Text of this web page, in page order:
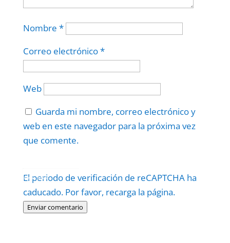
Nombre *
Correo electrónico*
Web
Guarda mi nombre, correo electrónico y
web en este navegador para la próxima vez
que comente.
El periodo de verificación de reCAPTCHA ha
caducado. Por favor, recarga la página.
Enviar comentario
Politica–Términos.